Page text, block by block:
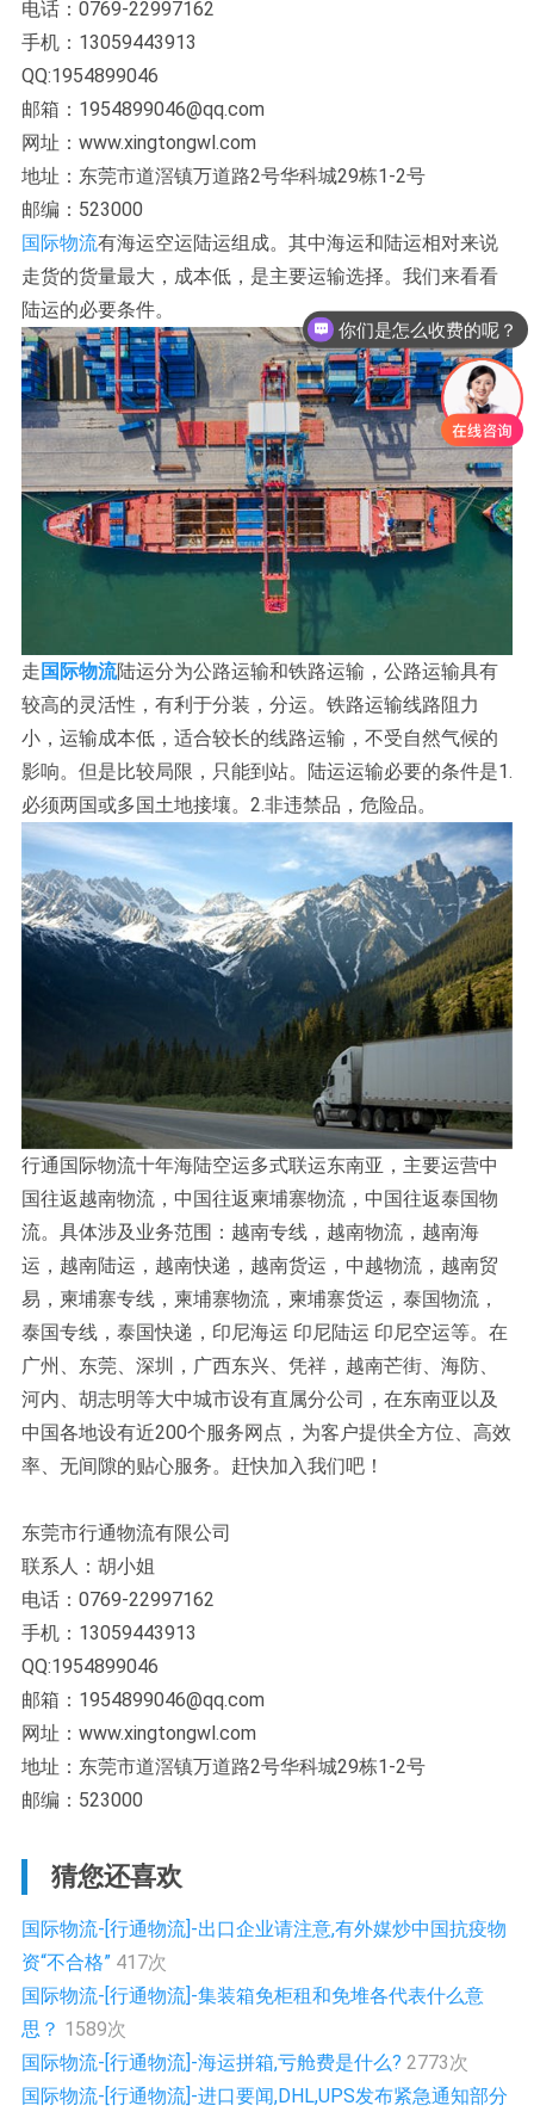
电话：0769-22997162
手机：13059443913
QQ:1954899046
邮箱：1954899046@qq.com
网址：www.xingtongwl.com
地址：东莞市道滘镇万道路2号华科城29栋1-2号
邮编：523000
国际物流有海运空运陆运组成。其中海运和陆运相对来说
走货的货量最大，成本低，是主要运输选择。我们来看看
陆运的必要条件。
走 国际物流陆运分为公路运输和铁路运输，公路运输具有
较高的灵活性，有利于分装，分运。铁路运输线路阻力
小，运输成本低，适合较长的线路运输，不受自然气候的
影响。但是比较局限，只能到站。陆运运输必要的条件是1.
必须两国或多国土地接壤。2.非违禁品，危险品。
行通国际物流十年海陆空运多式联运东南亚，主要运营中
国往返越南物流，中国往返柬埔寨物流，中国往返泰国物
流。具体涉及业务范围：越南专线，越南物流，越南海
运，越南陆运，越南快递，越南货运，中越物流，越南贸
易，柬埔寨专线，柬埔寨物流，柬埔寨货运，泰国物流，
泰国专线，泰国快递，印尼海运 印尼陆运 印尼空运等。在
广州、东莞、深圳，广西东兴、凭祥，越南芒街、海防、
河内、胡志明等大中城市设有直属分公司，在东南亚以及
中国各地设有近200个服务网点，为客户提供全方位、高效
率、无间隙的贴心服务。赶快加入我们吧！
东莞市行通物流有限公司
联系人：胡小姐
电话：0769-22997162
手机：13059443913
QQ:1954899046
邮箱：1954899046@qq.com
网址：www.xingtongwl.com
地址：东莞市道滘镇万道路2号华科城29栋1-2号
邮编：523000
猜您还喜欢
国际物流-[行通物流]-出口企业请注意,有外媒炒中国抗疫物
资“不合格” 417次
国际物流-[行通物流]-集装箱免柜租和免堆各代表什么意
思？ 1589次
国际物流-[行通物流]-海运拼箱,亏舱费是什么? 2773次
国际物流-[行通物流]-进口要闻,DHL,UPS发布紧急通知部分
你们是怎么收费的呢？